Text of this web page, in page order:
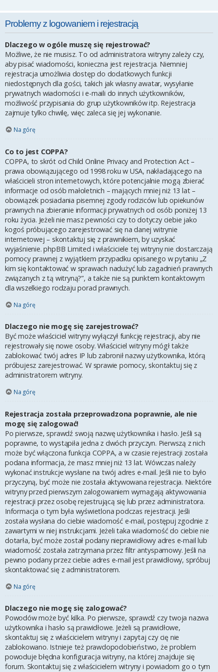
Problemy z logowaniem i rejestracją
Dlaczego w ogóle muszę się rejestrować?
Możliwe, że nie musisz. To od administratora witryny zależy czy,
aby pisać wiadomości, konieczna jest rejestracja. Niemniej
rejestracja umożliwia dostęp do dodatkowych funkcji
niedostępnych dla gości, takich jak własny awatar, wysyłanie
prywatnych wiadomości i e-maili do innych użytkowników,
możliwość przypisania do grup użytkowników itp. Rejestracja
zajmuje tylko chwilę, więc zaleca się jej wykonanie.
Na górę
Co to jest COPPA?
COPPA, to skrót od Child Online Privacy and Protection Act –
prawa obowiązującego od 1998 roku w USA, nakładającego na
właścicieli stron internetowych, które potencjalnie mogą zbierać
informacje od osób małoletnich – mających mniej niż 13 lat –
obowiązek posiadania pisemnej zgody rodziców lub opiekunów
prawnych na zbieranie informacji prywatnych od osób poniżej 13
roku życia. Jeżeli nie masz pewności czy to dotyczy ciebie jako
kogoś próbującego zarejestrować się na danej witrynie
internetowej – skontaktuj się z prawnikiem, by uzyskać
wyjaśnienie. phpBB Limited i właściciele tej witryny nie dostarczają
pomocy prawnej z wyjątkiem przypadku opisanego w pytaniu „Z
kim się kontaktować w sprawach nadużyć lub zagadnień prawnych
związanych z tą witryną?”, a także nie są punktem kontaktowym
dla wszelkiego rodzaju porad prawnych.
Na górę
Dlaczego nie mogę się zarejestrować?
Być może właściciel witryny wyłączył funkcję rejestracji, aby nie
rejestrowały się nowe osoby. Właściciel witryny mógł także
zablokować twój adres IP lub zabronił nazwy użytkownika, którą
próbujesz zarejestrować. W sprawie pomocy, skontaktuj się z
administratorem witryny.
Na górę
Rejestracja została przeprowadzona poprawnie, ale nie
mogę się zalogować!
Po pierwsze, sprawdź swoją nazwę użytkownika i hasło. Jeśli są
poprawne, to wystąpiła jedna z dwóch przyczyn. Pierwszą z nich
może być włączona funkcja COPPA, a w czasie rejestracji została
podana informacja, że masz mniej niż 13 lat. Wówczas należy
wykonać instrukcje wysłane na twój adres e-mail. Jeśli nie to było
przyczyną, być może nie została aktywowana rejestracja. Niektóre
witryny przed pierwszym zalogowaniem wymagają aktywowania
rejestracji przez osobę rejestrującą się lub przez administratora.
Informacja o tym była wyświetlona podczas rejestracji. Jeśli
została wysłana do ciebie wiadomość e-mail, postępuj zgodnie z
zawartymi w niej instrukcjami. Jeżeli taka wiadomość do ciebie nie
dotarła, być może został podany nieprawidłowy adres e-mail lub
wiadomość została zatrzymana przez filtr antyspamowy. Jeśli na
pewno podany przez ciebie adres e-mail jest prawidłowy, spróbuj
skontaktować się z administratorem.
Na górę
Dlaczego nie mogę się zalogować?
Powodów może być kilka. Po pierwsze, sprawdź czy twoja nazwa
użytkownika i hasło są prawidłowe. Jeżeli są prawidłowe,
skontaktuj się z właścicielem witryny i zapytaj czy cię nie
zablokowano. Istnieje też prawdopodobieństwo, że problem
powoduje błędna konfiguracja witryny, na której znajduje się
forum. Skontaktuj się z właścicielem witryny i powiadom go o tym